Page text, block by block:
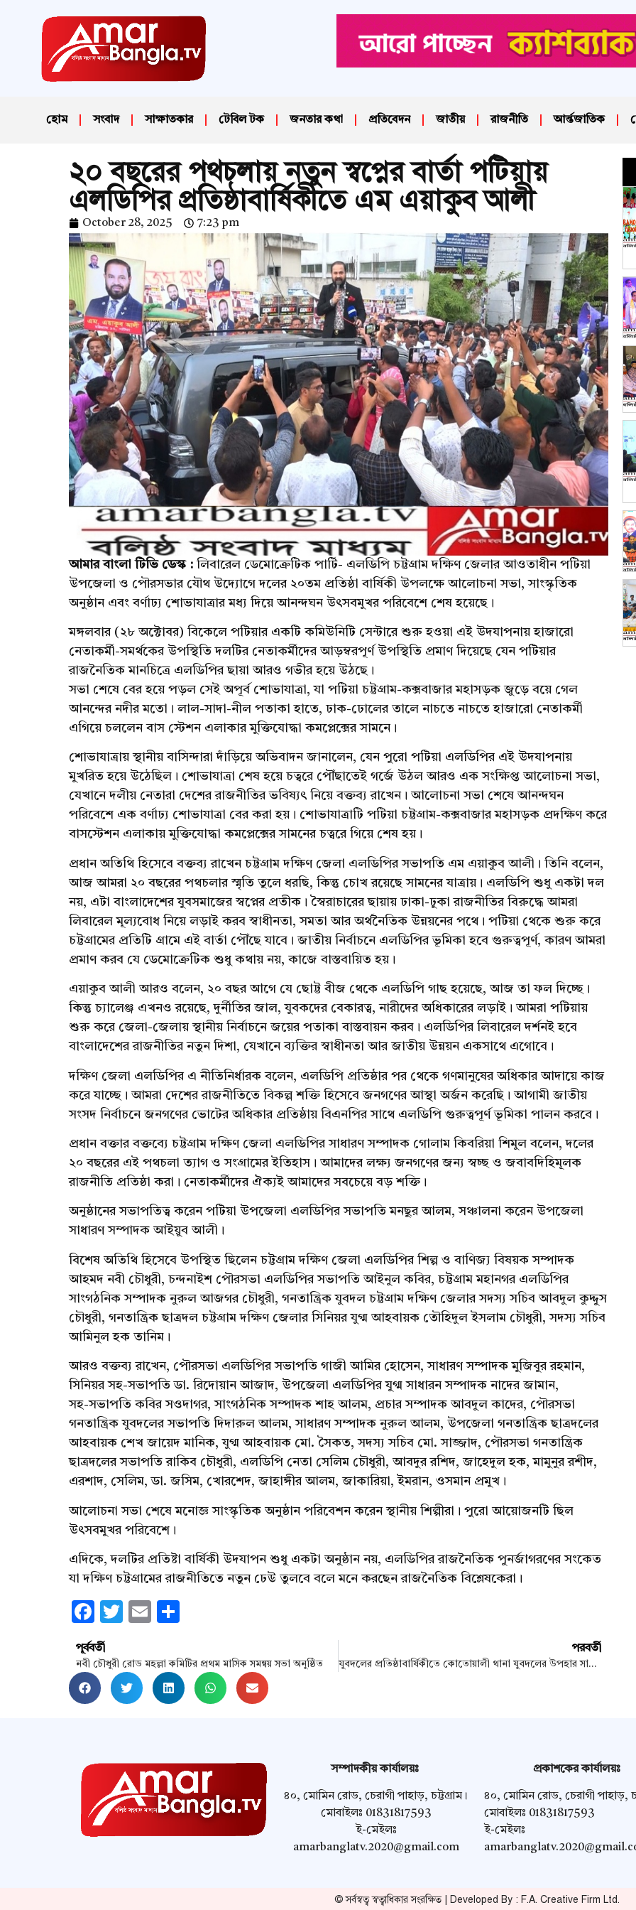
হোম সংবাদ সাক্ষাতকার টেবিল টক জনতার কথা প্রতিবেদন জাতীয় রাজনীতি আর্ন্তজাতিক
২০ বছরের পথচলায় নতুন স্বপ্নের বার্তা পটিয়ায়
এলডিপির প্রতিষ্ঠাবার্ষিকীতে এম এয়াকুব আলী
October 28, 2025 7:23 pm
আমার বাংলা টিভি ডেস্ক :লিবারেল ডেমোক্রেটিক পার্টি- এলডিপি চট্টগ্রাম দক্ষিণ জেলার আওতাধীন পটিয়া
উপজেলা ও পৌরসভার যৌথ উদ্যোগে দলের ২০তম প্রতিষ্ঠা বার্ষিকী উপলক্ষে আলোচনা সভা, সাংস্কৃতিক
অনুষ্ঠান এবং বর্ণাঢ্য শোভাযাত্রার মধ্য দিয়ে আনন্দঘন উৎসবমুখর পরিবেশে শেষ হয়েছে।
মঙ্গলবার (২৮ অক্টোবর) বিকেলে পটিয়ার একটি কমিউনিটি সেন্টারে শুরু হওয়া এই উদযাপনায় হাজারো
নেতাকর্মী-সমর্থকের উপস্থিতি দলটির নেতাকর্মীদের আড়ম্বরপূর্ণ উপস্থিতি প্রমাণ দিয়েছে যেন পটিয়ার
রাজনৈতিক মানচিত্রে এলডিপির ছায়া আরও গভীর হয়ে উঠছে।
সভা শেষে বের হয়ে পড়ল সেই অপূর্ব শোভাযাত্রা, যা পটিয়া চট্টগ্রাম-কক্সবাজার মহাসড়ক জুড়ে বয়ে গেল
আনন্দের নদীর মতো। লাল-সাদা-নীল পতাকা হাতে, ঢাক-ঢোলের তালে নাচতে নাচতে হাজারো নেতাকর্মী
এগিয়ে চললেন বাস স্টেশন এলাকার মুক্তিযোদ্ধা কমপ্লেক্সের সামনে।
শোভাযাত্রায় স্থানীয় বাসিন্দারা দাঁড়িয়ে অভিবাদন জানালেন, যেন পুরো পটিয়া এলডিপির এই উদযাপনায়
মুখরিত হয়ে উঠেছিল। শোভাযাত্রা শেষ হয়ে চত্বরে পৌঁছাতেই গর্জে উঠল আরও এক সংক্ষিপ্ত আলোচনা সভা,
যেখানে দলীয় নেতারা দেশের রাজনীতির ভবিষ্যৎ নিয়ে বক্তব্য রাখেন। আলোচনা সভা শেষে আনন্দঘন
পরিবেশে এক বর্ণাঢ্য শোভাযাত্রা বের করা হয়। শোভাযাত্রাটি পটিয়া চট্টগ্রাম-কক্সবাজার মহাসড়ক প্রদক্ষিণ করে
বাসস্টেশন এলাকায় মুক্তিযোদ্ধা কমপ্লেক্সের সামনের চত্বরে গিয়ে শেষ হয়।
প্রধান অতিথি হিসেবে বক্তব্য রাখেন চট্টগ্রাম দক্ষিণ জেলা এলডিপির সভাপতি এম এয়াকুব আলী। তিনি বলেন,
আজ আমরা ২০ বছরের পথচলার স্মৃতি তুলে ধরছি, কিন্তু চোখ রয়েছে সামনের যাত্রায়। এলডিপি শুধু একটা দল
নয়, এটা বাংলাদেশের যুবসমাজের স্বপ্নের প্রতীক। স্বৈরাচারের ছায়ায় ঢাকা-ঢুকা রাজনীতির বিরুদ্ধে আমরা
লিবারেল মূল্যবোধ নিয়ে লড়াই করব স্বাধীনতা, সমতা আর অর্থনৈতিক উন্নয়নের পথে। পটিয়া থেকে শুরু করে
চট্টগ্রামের প্রতিটি গ্রামে এই বার্তা পৌঁছে যাবে। জাতীয় নির্বাচনে এলডিপির ভূমিকা হবে গুরুত্বপূর্ণ, কারণ আমরা
প্রমাণ করব যে ডেমোক্রেটিক শুধু কথায় নয়, কাজে বাস্তবায়িত হয়।
এয়াকুব আলী আরও বলেন, ২০ বছর আগে যে ছোট্ট বীজ থেকে এলডিপি গাছ হয়েছে, আজ তা ফল দিচ্ছে।
কিন্তু চ্যালেঞ্জ এখনও রয়েছে, দুর্নীতির জাল, যুবকদের বেকারত্ব, নারীদের অধিকারের লড়াই। আমরা পটিয়ায়
শুরু করে জেলা-জেলায় স্থানীয় নির্বাচনে জয়ের পতাকা বাস্তবায়ন করব। এলডিপির লিবারেল দর্শনই হবে
বাংলাদেশের রাজনীতির নতুন দিশা, যেখানে ব্যক্তির স্বাধীনতা আর জাতীয় উন্নয়ন একসাথে এগোবে।
দক্ষিণ জেলা এলডিপির এ নীতিনির্ধারক বলেন, এলডিপি প্রতিষ্ঠার পর থেকে গণমানুষের অধিকার আদায়ে কাজ
করে যাচ্ছে। আমরা দেশের রাজনীতিতে বিকল্প শক্তি হিসেবে জনগণের আস্থা অর্জন করেছি। আগামী জাতীয়
সংসদ নির্বাচনে জনগণের ভোটের অধিকার প্রতিষ্ঠায় বিএনপির সাথে এলডিপি গুরুত্বপূর্ণ ভূমিকা পালন করবে।
প্রধান বক্তার বক্তব্যে চট্টগ্রাম দক্ষিণ জেলা এলডিপির সাধারণ সম্পাদক গোলাম কিবরিয়া শিমুল বলেন, দলের
২০ বছরের এই পথচলা ত্যাগ ও সংগ্রামের ইতিহাস। আমাদের লক্ষ্য জনগণের জন্য স্বচ্ছ ও জবাবদিহিমূলক
রাজনীতি প্রতিষ্ঠা করা। নেতাকর্মীদের ঐক্যই আমাদের সবচেয়ে বড় শক্তি।
অনুষ্ঠানের সভাপতিত্ব করেন পটিয়া উপজেলা এলডিপির সভাপতি মনছুর আলম, সঞ্চালনা করেন উপজেলা
সাধারণ সম্পাদক আইয়ুব আলী।
বিশেষ অতিথি হিসেবে উপস্থিত ছিলেন চট্টগ্রাম দক্ষিণ জেলা এলডিপির শিল্প ও বাণিজ্য বিষয়ক সম্পাদক
আহমদ নবী চৌধুরী, চন্দনাইশ পৌরসভা এলডিপির সভাপতি আইনুল কবির, চট্টগ্রাম মহানগর এলডিপির
সাংগঠনিক সম্পাদক নুরুল আজগর চৌধুরী, গনতান্ত্রিক যুবদল চট্টগ্রাম দক্ষিণ জেলার সদস্য সচিব আবদুল কুদ্দুস
চৌধুরী, গনতান্ত্রিক ছাত্রদল চট্টগ্রাম দক্ষিণ জেলার সিনিয়র যুগ্ম আহবায়ক তৌহিদুল ইসলাম চৌধুরী, সদস্য সচিব
আমিনুল হক তানিম।
আরও বক্তব্য রাখেন, পৌরসভা এলডিপির সভাপতি গাজী আমির হোসেন, সাধারণ সম্পাদক মুজিবুর রহমান,
সিনিয়র সহ-সভাপতি ডা. রিদোয়ান আজাদ, উপজেলা এলডিপির যুগ্ম সাধারন সম্পাদক নাদের জামান,
সহ-সভাপতি কবির সওদাগর, সাংগঠনিক সম্পাদক শাহ আলম, প্রচার সম্পাদক আবদুল কাদের, পৌরসভা
গনতান্ত্রিক যুবদলের সভাপতি দিদারুল আলম, সাধারণ সম্পাদক নুরুল আলম, উপজেলা গনতান্ত্রিক ছাত্রদলের
আহবায়ক শেখ জায়েদ মানিক, যুগ্ম আহবায়ক মো. সৈকত, সদস্য সচিব মো. সাজ্জাদ, পৌরসভা গনতান্ত্রিক
ছাত্রদলের সভাপতি রাকিব চৌধুরী, এলডিপি নেতা সেলিম চৌধুরী, আবদুর রশিদ, জাহেদুল হক, মামুনুর রশীদ,
এরশাদ, সেলিম, ডা. জসিম, খোরশেদ, জাহাঙ্গীর আলম, জাকারিয়া, ইমরান, ওসমান প্রমুখ।
আলোচনা সভা শেষে মনোজ্ঞ সাংস্কৃতিক অনুষ্ঠান পরিবেশন করেন স্থানীয় শিল্পীরা। পুরো আয়োজনটি ছিল
উৎসবমুখর পরিবেশে।
এদিকে, দলটির প্রতিষ্টা বার্ষিকী উদযাপন শুধু একটা অনুষ্ঠান নয়, এলডিপির রাজনৈতিক পুনর্জাগরণের সংকেত
যা দক্ষিণ চট্টগ্রামের রাজনীতিতে নতুন ঢেউ তুলবে বলে মনে করছেন রাজনৈতিক বিশ্লেষকেরা।
Facebook
Twitter
Email
পূর্ববর্তী
নবী চৌধুরী রোড মহল্লা কমিটির প্রথম মাসিক সমন্বয় সভা অনুষ্ঠিত
পরবর্তী
যুবদলের প্রতিষ্ঠাবার্ষিকীতে কোতোয়ালী থানা যুবদলের উপহার সামগ্রী বিতরণ
সম্পাদকীয় কার্যালয়ঃ
৪০, মোমিন রোড, চেরাগী পাহাড়, চট্টগ্রাম।
মোবাইলঃ 01831817593
ই-মেইলঃ
amarbanglatv.2020@gmail.com
প্রকাশকের কার্যালয়ঃ
৪০, মোমিন রোড, চেরাগী পাহাড়,
মোবাইলঃ 01831817593
ই-মেইলঃ
© সর্বস্বত্ব স্বত্বাধিকার সংরক্ষিত | Developed By : F.A. Creative Firm Ltd.